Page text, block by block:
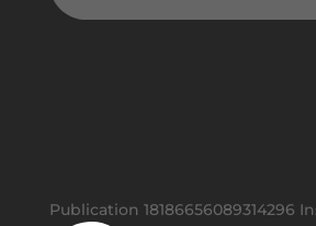
Publication 18186656089314296